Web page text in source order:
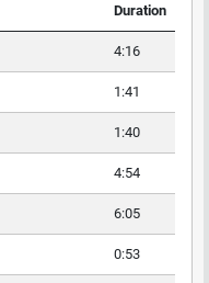
Duration
4:16
1:41
1:40
4:54
6:05
0:53